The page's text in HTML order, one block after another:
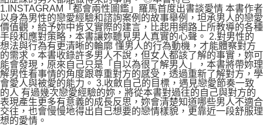
1.INSTAGRAM「都會兩性圖鑑」羅馬首度出書談愛情 本書作者
以身為男性的戀愛經驗和諮詢案例的故事舉例，坦承男人的戀愛
價值觀，給予妳中肯又實際的建言，比起用網路上所教導的各種
手段和應對策略，本書讓妳聽見男人真實的心聲。 2.對男性的
想法與行為有更清晰的輪廓 懂男人的行為動機，才能體察對方
的需求。本書收錄許多男人不說，但女人都該了解的事實，妳可
能會發現，原來自己只是「自以為很了解男人」，本書將帶妳理
解男性看事情的角度跟尊重對方的感受，透過重新了解對方，學
會愛人與被愛的能力。 3.收斂自己的目標，遇見戀愛節奏一致
的人 有過幾次戀愛經驗的妳，將從本書對過往的自己與對方的
表現產生更多有意義的成長反思，妳會清楚知道哪些男人不適合
交往，也會慢慢地得出自己想要的戀情樣貌，更靠近一段舒服理
想的愛情。